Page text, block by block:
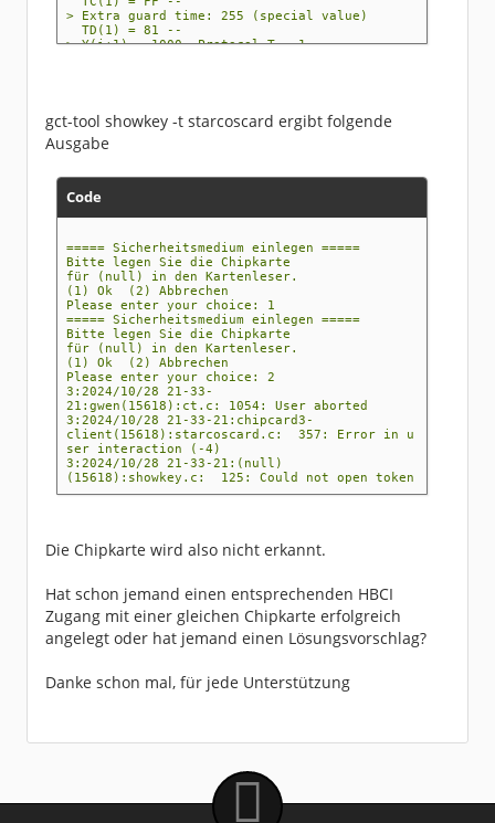
> Extra guard time: 255 (special value)
TD(1) = 81 --
> Y(i+1) = 1000, Protocol T = 1
TA(3) = FE --> IFSC: 254
TB(3) = 45 --
> Block Waiting Integer: 4 - Character Waitin
+ Historical bytes: 65 63 0D 0C 76 01 56 00 0
D 92 94 19 00 07 30
Category indicator byte: 65 (proprietary fo
rmat)
Possibly identified card (using /usr/share/pc
sc/smartcard_list.txt):
3B FF 18 00 FF 81 31 FE 45 65 63 0D 0C 76 01
56 00 0D 92 94 19 00 07 30 10
3B FF .. 00 FF 81 31 .. 45 65 63 .. .. .. ..
.. .. .. .. .. .. .. .. .. ..
Debit card (Germany): ec-
cash, GeldKarte(EUR), Maestro, Cirrus, ...
3B FF 18 00 FF 81 31 FE 45 65 63 0D 0C 76 01
56 00 0D 92 94 19 00 07 30 10
3B FF 18 00 FF 81 31 .. 45 65 63 .. .. .. ..
.. .. .. .. .. .. .. .. .. ..
Geldkarte (generic ATR)
gct-tool showkey -t starcoscard ergibt folgende
Ausgabe
Code
===== Sicherheitsmedium einlegen =====
Bitte legen Sie die Chipkarte
für (null) in den Kartenleser.
(1) Ok (2) Abbrechen
Please enter your choice: 1
===== Sicherheitsmedium einlegen =====
Bitte legen Sie die Chipkarte
für (null) in den Kartenleser.
(1) Ok (2) Abbrechen
Please enter your choice: 2
3:2024/10/28 21-33-
21:gwen(15618):ct.c: 1054: User aborted
3:2024/10/28 21-33-21:chipcard3-
client(15618):starcoscard.c: 357: Error in u
ser interaction (-4)
3:2024/10/28 21-33-21:(null)
(15618):showkey.c: 125: Could not open token
Die Chipkarte wird also nicht erkannt.
Hat schon jemand einen entsprechenden HBCI
Zugang mit einer gleichen Chipkarte erfolgreich
angelegt oder hat jemand einen Lösungsvorschlag?
Danke schon mal, für jede Unterstützung